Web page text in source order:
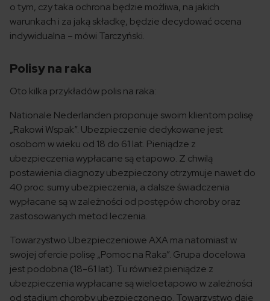
o tym, czy taka ochrona będzie możliwa, na jakich
warunkach i za jaką składkę, będzie decydować ocena
indywidualna – mówi Tarczyński.
Polisy na raka
Oto kilka przykładów polis na raka:
Nationale Nederlanden proponuje swoim klientom polisę
„Rakowi Wspak”. Ubezpieczenie dedykowane jest
osobom w wieku od 18 do 61 lat. Pieniądze z
ubezpieczenia wypłacane są etapowo. Z chwilą
postawienia diagnozy ubezpieczony otrzymuje nawet do
40 proc. sumy ubezpieczenia, a dalsze świadczenia
wypłacane są w zależności od postępów choroby oraz
zastosowanych metod leczenia.
Towarzystwo Ubezpieczeniowe AXA ma natomiast w
swojej ofercie polisę „Pomoc na Raka”. Grupa docelowa
jest podobna (18-61 lat). Tu również pieniądze z
ubezpieczenia wypłacane są wieloetapowo w zależności
od stadium choroby ubezpieczonego. Towarzystwo daje